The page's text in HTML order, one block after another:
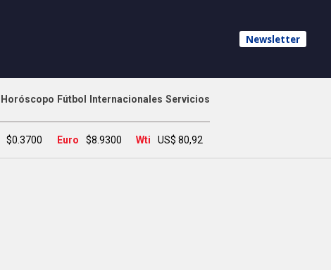
Newsletter
Horóscopo Fútbol Internacionales Servicios
$0.3700 Euro $8.9300 Wti US$ 80,92